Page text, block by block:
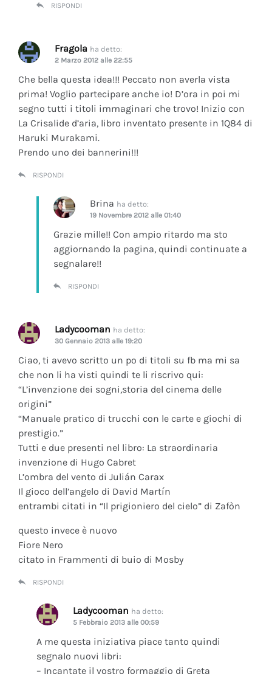
RISPONDI
Fragola ha detto:
2 Marzo 2012 alle 22:55
Che bella questa idea!!! Peccato non averla vista
prima! Voglio partecipare anche io! D’ora in poi mi
segno tutti i titoli immaginari che trovo! Inizio con
La Crisalide d’aria, libro inventato presente in 1Q84 di
Haruki Murakami.
Prendo uno dei bannerini!!!
RISPONDI
Brina ha detto:
19 Novembre 2012 alle 01:40
Grazie mille!! Con ampio ritardo ma sto
aggiornando la pagina, quindi continuate a
segnalare!!
RISPONDI
Ladycooman ha detto:
30 Gennaio 2013 alle 19:20
Ciao, ti avevo scritto un po di titoli su fb ma mi sa
che non li ha visti quindi te li riscrivo qui:
“L’invenzione dei sogni,storia del cinema delle
origini”
“Manuale pratico di trucchi con le carte e giochi di
prestigio.”
Tutti e due presenti nel libro: La straordinaria
invenzione di Hugo Cabret
L’ombra del vento di Julián Carax
Il gioco dell’angelo di David Martín
entrambi citati in “Il prigioniero del cielo” di Zafòn
questo invece è nuovo
Fiore Nero
citato in Frammenti di buio di Mosby
RISPONDI
Ladycooman ha detto:
5 Febbraio 2013 alle 00:59
A me questa iniziativa piace tanto quindi
segnalo nuovi libri:
– Incantate il vostro formaggio di Greta